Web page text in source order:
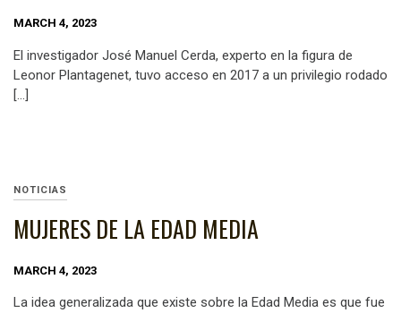
MARCH 4, 2023
El investigador José Manuel Cerda, experto en la figura de
Leonor Plantagenet, tuvo acceso en 2017 a un privilegio rodado
[…]
NOTICIAS
MUJERES DE LA EDAD MEDIA
MARCH 4, 2023
La idea generalizada que existe sobre la Edad Media es que fue